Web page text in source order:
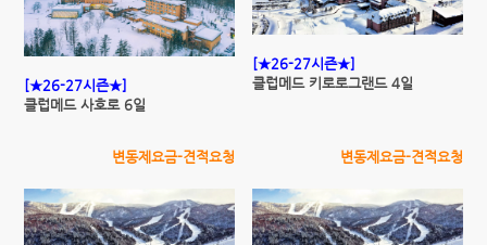
[★26-27시즌★]
클럽메드 사호로 6일
변동제요금-견적요청
[★26-27시즌★]
클럽메드 키로로그랜드 4일
변동제요금-견적요청